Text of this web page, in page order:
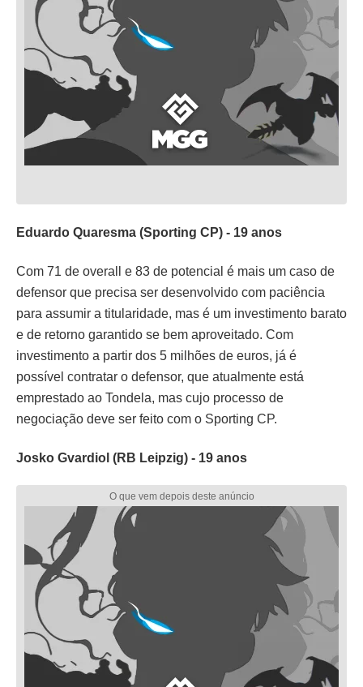
Eduardo Quaresma (Sporting CP) - 19 anos
Com 71 de overall e 83 de potencial é mais um caso de
defensor que precisa ser desenvolvido com paciência
para assumir a titularidade, mas é um investimento barato
e de retorno garantido se bem aproveitado. Com
investimento a partir dos 5 milhões de euros, já é
possível contratar o defensor, que atualmente está
emprestado ao Tondela, mas cujo processo de
negociação deve ser feito com o Sporting CP.
Josko Gvardiol (RB Leipzig) - 19 anos